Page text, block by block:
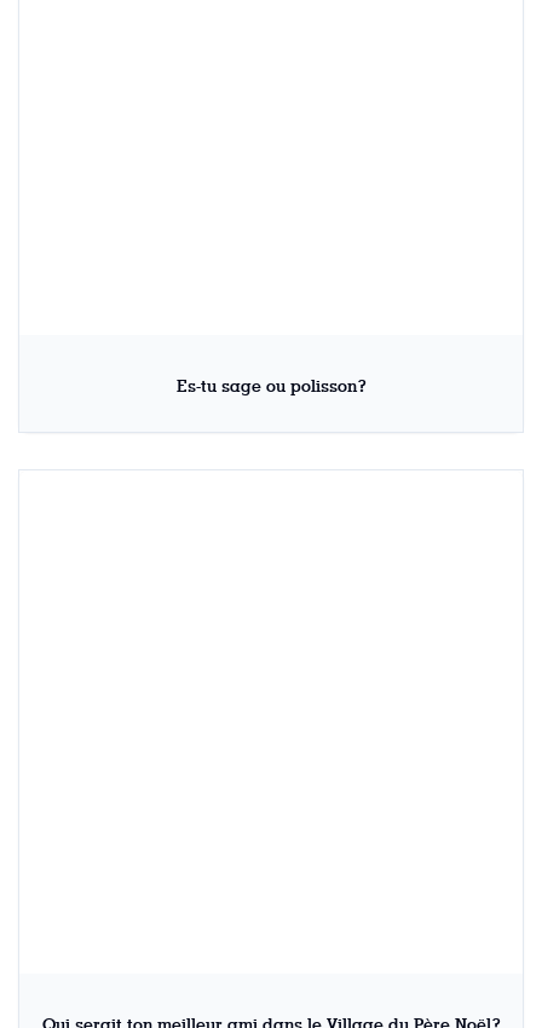
Es-tu sage ou polisson?
Qui serait ton meilleur ami dans le Village du Père Noël?